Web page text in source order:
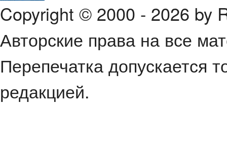
Copyright © 2000 - 2026 by
Авторские права на все
Перепечатка допускается
редакцией.